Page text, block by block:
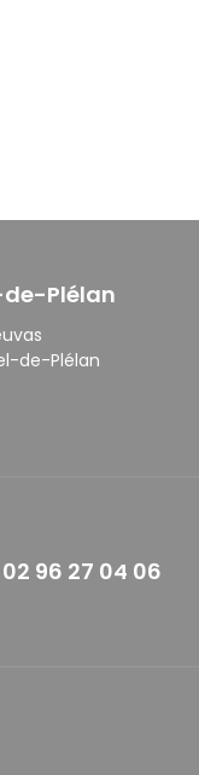
Plélan
de-Plélan
02 96 27 04 06